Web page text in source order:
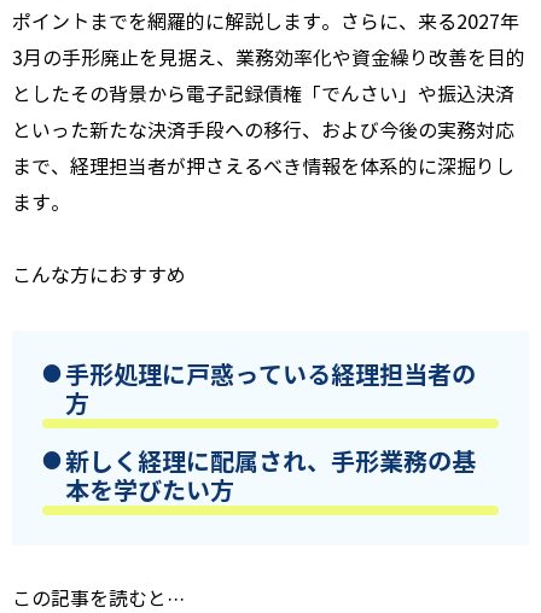
ポイントまでを網羅的に解説します。さらに、来る2027年
3月の手形廃止を見据え、業務効率化や資金繰り改善を目的
としたその背景から電子記録債権「でんさい」や振込決済
といった新たな決済手段への移行、および今後の実務対応
まで、経理担当者が押さえるべき情報を体系的に深掘りし
ます。
こんな方におすすめ
手形処理に戸惑っている経理担当者の
方
新しく経理に配属され、手形業務の基
本を学びたい方
この記事を読むと···